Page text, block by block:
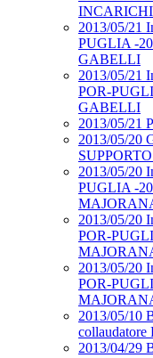
INCARICHI
2013/05/21
PUGLIA -
GABELLI
2013/05/21
POR-
GABELLI
2013/05/21
2013/05/20
2013/05/20
PUGLIA -
2013/05/20
POR-
2013/05/20
POR-
2013/05/10
collaudatore
2013/04/29